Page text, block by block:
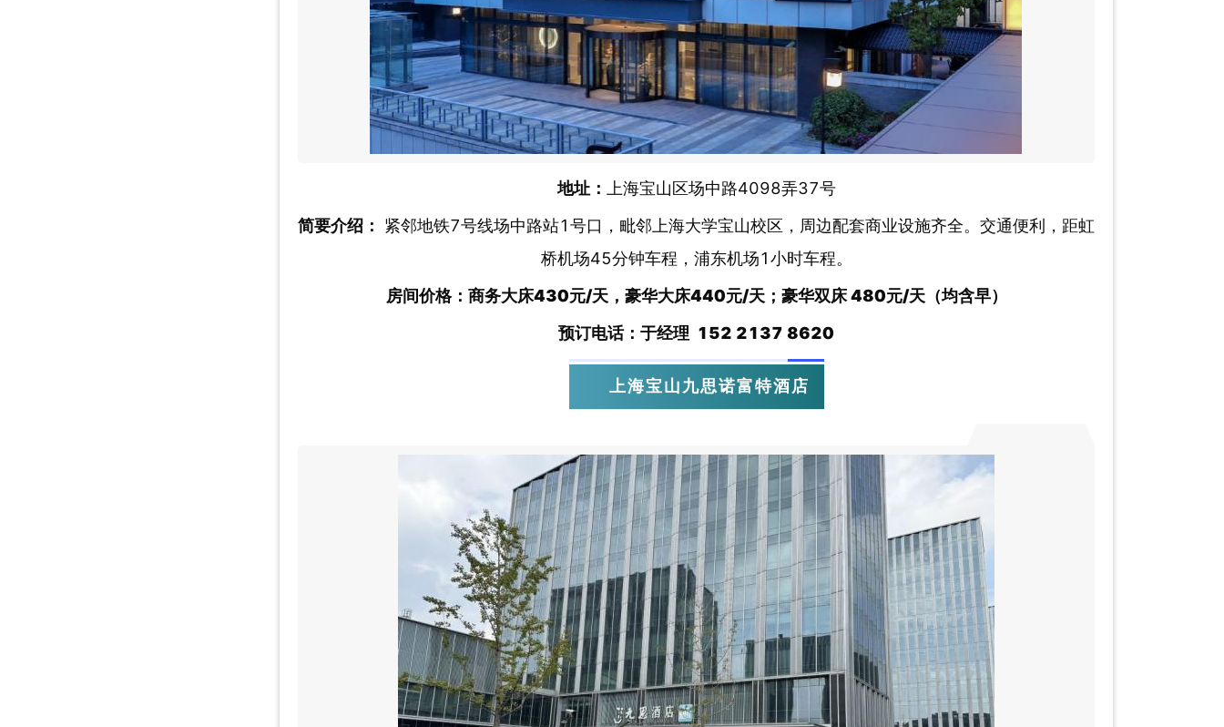
地址： 上海宝山区场中路4098弄37号
简要介绍：
紧邻地铁7号线场中路站1号口，毗邻上海大学宝山校区，周边配套商业设施齐全。交通便利，距虹
桥机场45分钟车程，浦东机场1小时车程。
房间价格：商务大床430元/天，豪华大床440元/天；豪华双床 480元/天（均含早）
预订电话：于经理 152 2137 8620
上海宝山九思诺富特酒店